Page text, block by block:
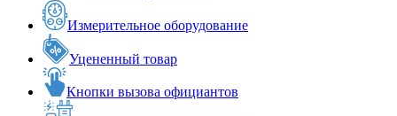
Измерительное оборудование
Уцененный товар
Кнопки вызова официантов